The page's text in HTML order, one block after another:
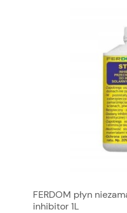
FERDOM płyn
inhibitor 1L